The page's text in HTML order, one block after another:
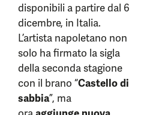
disponibili a partire dal 6
dicembre, in Italia.
L’artista napoletano non
solo ha firmato la sigla
della seconda stagione
con il brano “Castello di
sabbia”, ma